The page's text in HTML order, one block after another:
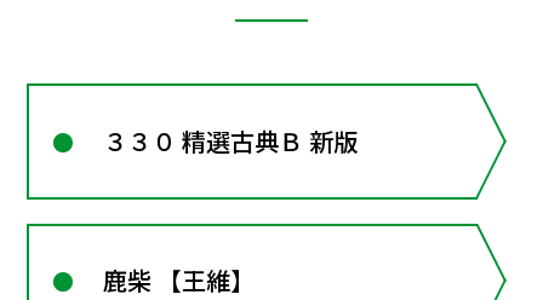
３３０ 精選古典Ｂ 新版
鹿柴 【王維】